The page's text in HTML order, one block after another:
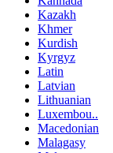
Kazakh
Khmer
Kurdish
Kyrgyz
Latin
Latvian
Lithuanian
Luxembou..
Macedonian
Malagasy